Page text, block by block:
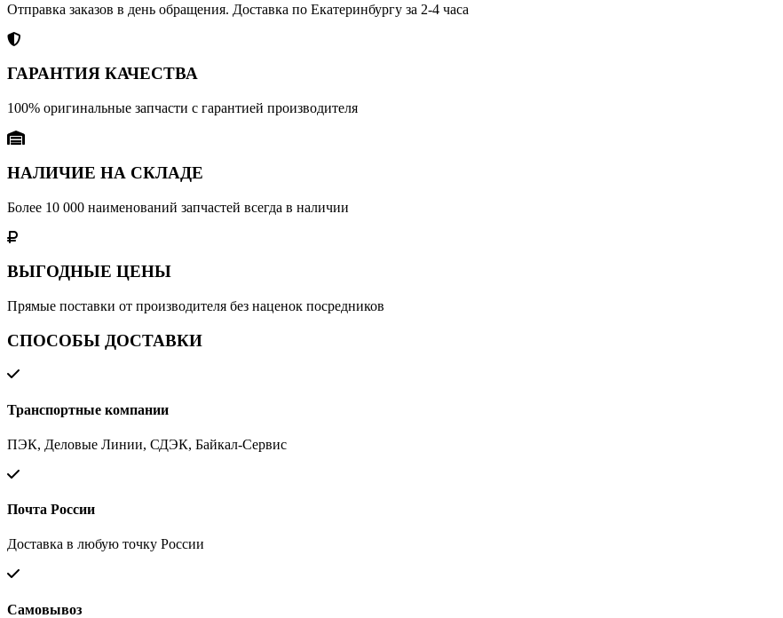
Отправка заказов в день обращения. Доставка по Екатеринбургу за 2-4 часа
ГАРАНТИЯ КАЧЕСТВА
100% оригинальные запчасти с гарантией производителя
НАЛИЧИЕ НА СКЛАДЕ
Более 10 000 наименований запчастей всегда в наличии
ВЫГОДНЫЕ ЦЕНЫ
Прямые поставки от производителя без наценок посредников
СПОСОБЫ ДОСТАВКИ
Транспортные компании
ПЭК, Деловые Линии, СДЭК, Байкал-Сервис
Почта России
Доставка в любую точку России
Самовывоз